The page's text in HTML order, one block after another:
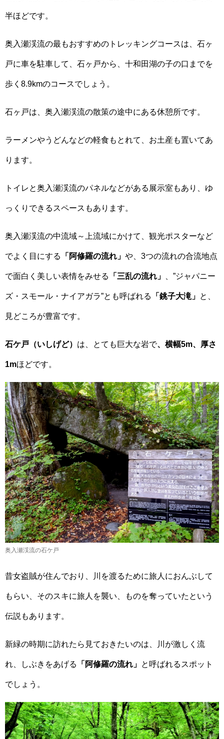
半ほどです。
奥入瀬渓流の最もおすすめのトレッキングコースは、石ヶ
戸に車を駐車して、石ヶ戸から、十和田湖の子の口までを
歩く8.9kmのコースでしょう。
石ヶ戸は、奥入瀬渓流の散策の途中にある休憩所です。
ラーメンやうどんなどの軽食もとれて、お土産も置いてあ
ります。
トイレと奥入瀬渓流のパネルなどがある展示室もあり、ゆ
っくりできるスペースもあります。
奥入瀬渓流の中流域～上流域にかけて、観光ポスターなど
でよく目にする 「阿修羅の流れ」 や、3つの流れの合流地点
で面白く美しい表情をみせる 「三乱の流れ」 、”ジャパニー
ズ・スモール・ナイアガラ”とも呼ばれる 「銚子大滝」 と、
見どころが豊富です。
石ケ戸（いしげど） は、とても巨大な岩で、横幅5m、厚さ
1mほどです。
奥入瀬渓流の石ケ戸
昔女盗賊が住んでおり、川を渡るために旅人におんぶして
もらい、そのスキに旅人を襲い、ものを奪っていたという
伝説もあります。
新緑の時期に訪れたら見ておきたいのは、川が激しく流
れ、しぶきをあげる 「阿修羅の流れ」 と呼ばれるスポット
でしょう。